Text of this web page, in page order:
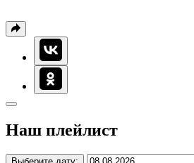
Наш плейлист